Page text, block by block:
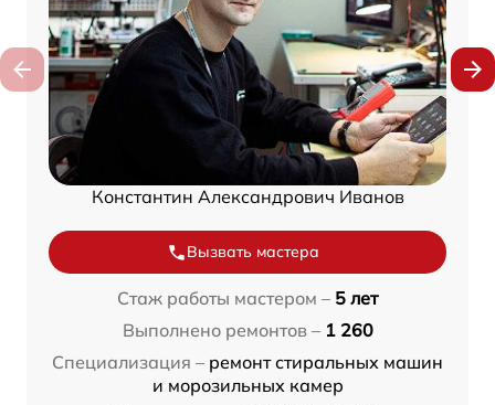
Константин Александрович Иванов
Вызвать мастера
Стаж работы мастером – 5 лет
Выполнено ремонтов – 1 260
Специализация – ремонт стиральных машин
и морозильных камер